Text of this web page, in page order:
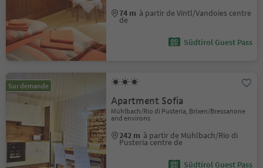
74 m à partir de Vintl/Vandoies centre
de
Südtirol Guest Pass
Sur demande
Apartment Sofia
Mühlbach/Rio di Pusteria, Brixen/Bressanone
and environs
242 m à partir de Mühlbach/Rio di
Pusteria centre de
Südtirol Guest Pass